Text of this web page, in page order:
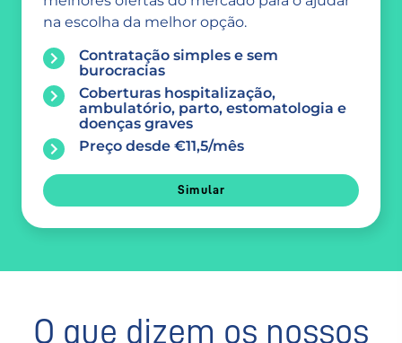
na escolha da melhor opção.
Contratação simples e sem
burocracias
Coberturas hospitalização,
ambulatório, parto, estomatologia e
doenças graves
Preço desde €11,5/mês
Simular
O que dizem os nossos